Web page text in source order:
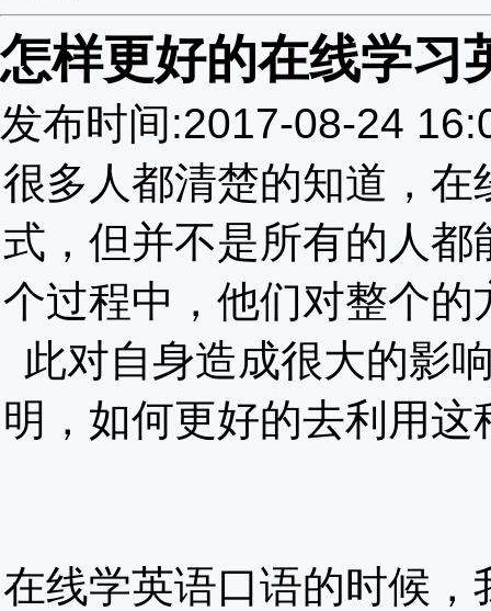
怎样更好的在线学习
发布时间:2017-08-24
很多人都清楚的知道，
式，但并不是所有的人
个过程中，他们对整个
此对自身造成很大的影
明，如何更好的去利用
在线学英语口语的时候